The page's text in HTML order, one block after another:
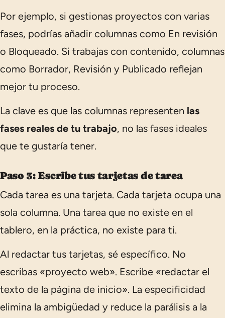
Por ejemplo, si gestionas proyectos con varias
fases, podrías añadir columnas como En revisión
o Bloqueado. Si trabajas con contenido, columnas
como Borrador, Revisión y Publicado reflejan
mejor tu proceso.
La clave es que las columnas representen las
fases reales de tu trabajo, no las fases ideales
que te gustaría tener.
Paso 3: Escribe tus tarjetas de tarea
Cada tarea es una tarjeta. Cada tarjeta ocupa una
sola columna. Una tarea que no existe en el
tablero, en la práctica, no existe para ti.
Al redactar tus tarjetas, sé específico. No
escribas «proyecto web». Escribe «redactar el
texto de la página de inicio». La especificidad
elimina la ambigüedad y reduce la parálisis a la